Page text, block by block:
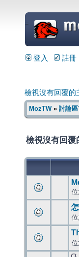
=
登入 註冊
檢視沒有回覆的
MozTW» 討論
檢視沒有回覆